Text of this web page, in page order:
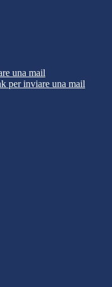
una mail
per inviare una mail